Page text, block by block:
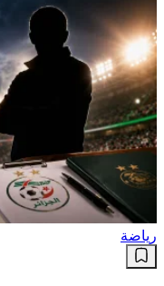
رياضة